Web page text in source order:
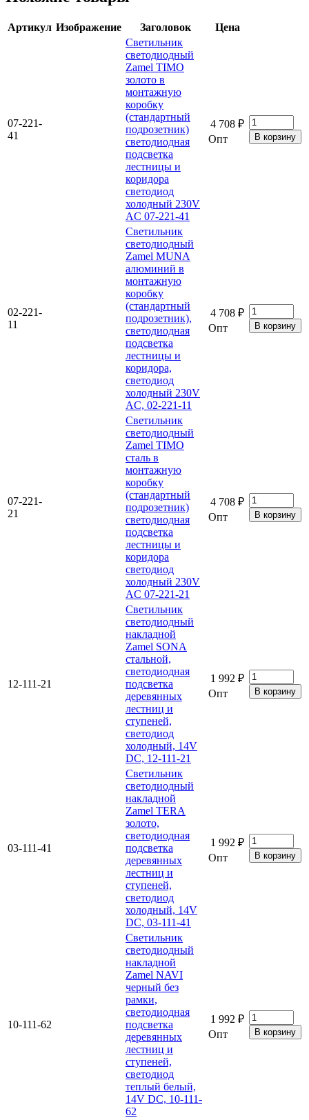
Артикул Изображение Заголовок Цена
07-221-
41
Светильник
светодиодный
Zamel TIMO
золото в
монтажную
коробку
(стандартный
подрозетник)
светодиодная
подсветка
лестницы и
коридора
светодиод
холодный 230V
AC 07-221-41
4 708 ₽
Опт
02-221-
11
Светильник
светодиодный
Zamel MUNA
алюминий в
монтажную
коробку
(стандартный
подрозетник),
светодиодная
подсветка
лестницы и
коридора,
светодиод
холодный 230V
AC, 02-221-11
4 708 ₽
Опт
07-221-
21
Светильник
светодиодный
Zamel TIMO
сталь в
монтажную
коробку
(стандартный
подрозетник)
светодиодная
подсветка
лестницы и
коридора
светодиод
холодный 230V
AC 07-221-21
4 708 ₽
Опт
12-111-21
Светильник
светодиодный
накладной
Zamel SONA
стальной,
светодиодная
подсветка
деревянных
лестниц и
ступеней,
светодиод
холодный, 14V
DC, 12-111-21
1 992 ₽
Опт
03-111-41
Светильник
светодиодный
накладной
Zamel TERA
золото,
светодиодная
подсветка
деревянных
лестниц и
ступеней,
светодиод
холодный, 14V
DC, 03-111-41
1 992 ₽
Опт
10-111-62
Светильник
светодиодный
накладной
Zamel NAVI
черный без
рамки,
светодиодная
подсветка
деревянных
лестниц и
ступеней,
светодиод
теплый белый,
14V DC, 10-111-
62
1 992 ₽
Опт